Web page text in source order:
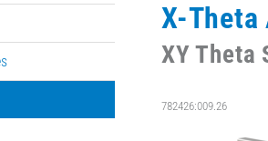
X-Theta
XY Theta
782426:009.26